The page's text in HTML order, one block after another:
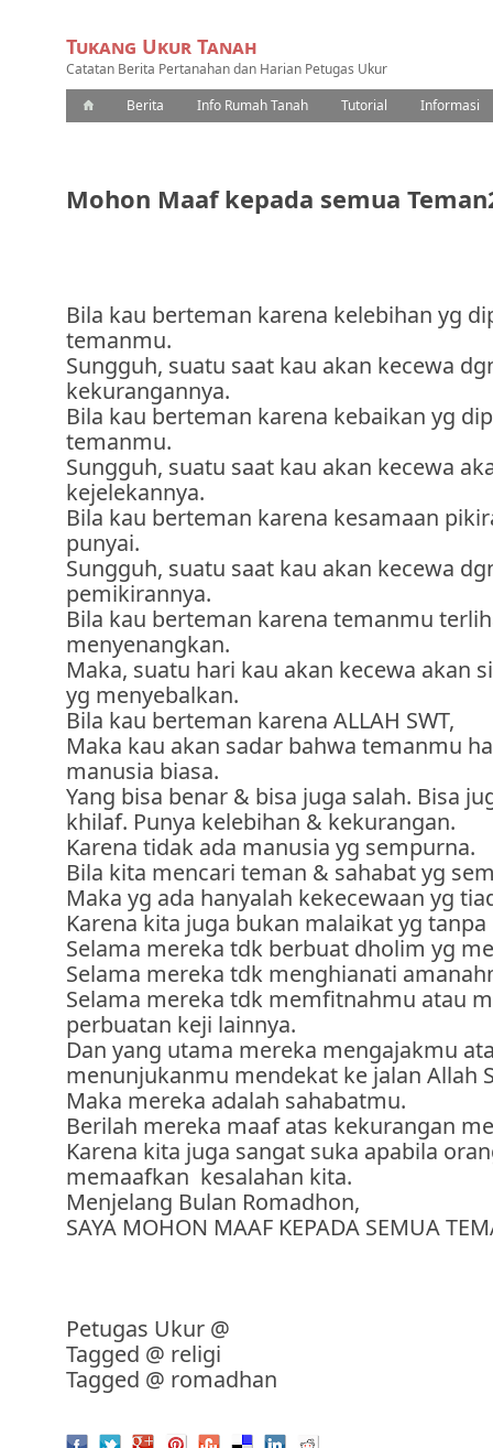
Tukang Ukur Tanah
Catatan Berita Pertanahan dan Harian Petugas Ukur
Berita
Info Rumah Tanah Tutorial Informasi
Mohon Maaf kepada semua
Bila kau berteman karena kelebihan yg
temanmu.
Sungguh, suatu saat kau akan kecewa
kekurangannya.
Bila kau berteman karena kebaikan yg
temanmu.
Sungguh, suatu saat kau akan kecewa
kejelekannya.
Bila kau berteman karena kesamaan
punyai.
Sungguh, suatu saat kau akan kecewa
pemikirannya.
Bila kau berteman karena temanmu
menyenangkan.
Maka, suatu hari kau akan kecewa akan
yg menyebalkan.
Bila kau berteman karena ALLAH SWT,
Maka kau akan sadar bahwa temanmu
manusia biasa.
Yang bisa benar & bisa juga salah. Bisa
khilaf. Punya kelebihan & kekurangan.
Karena tidak ada manusia yg sempurna.
Bila kita mencari teman & sahabat yg
Maka yg ada hanyalah kekecewaan yg
Karena kita juga bukan malaikat yg tanpa
Selama mereka tdk berbuat dholim yg
Selama mereka tdk menghianati
Selama mereka tdk memfitnahmu atau
perbuatan keji lainnya.
Dan yang utama mereka mengajakmu
menunjukanmu mendekat ke jalan Allah
Maka mereka adalah sahabatmu.
Berilah mereka maaf atas kekurangan
Karena kita juga sangat suka apabila
memaafkan kesalahan kita.
Menjelang Bulan Romadhon,
SAYA MOHON MAAF KEPADA SEMUA
Petugas Ukur @
Tagged @ religi
Tagged @ romadhan